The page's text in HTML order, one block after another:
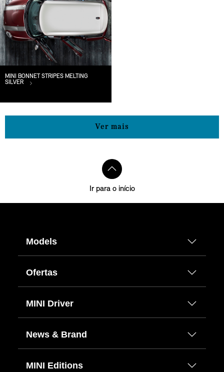
MINI BONNET STRIPES MELTING
SILVER
Ver mais
Ir para o início
Models
Ofertas
MINI Driver
News & Brand
MINI Editions